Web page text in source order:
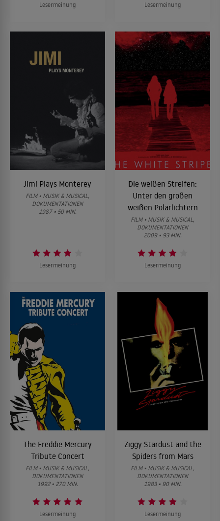
Lesermeinung Lesermeinung
Jimi Plays Monterey
FILM • MUSIK & MUSICAL,
DOKUMENTATIONEN
1987 • 50 MIN.
Lesermeinung
Die weißen Streifen:
Unter den großen
weißen Polarlichtern
FILM • MUSIK & MUSICAL,
DOKUMENTATIONEN
2009 • 93 MIN.
Lesermeinung
The Freddie Mercury
Tribute Concert
FILM • MUSIK & MUSICAL,
DOKUMENTATIONEN
1992 • 270 MIN.
Lesermeinung
Ziggy Stardust and the
Spiders from Mars
FILM • MUSIK & MUSICAL,
DOKUMENTATIONEN
1983 • 90 MIN.
Lesermeinung